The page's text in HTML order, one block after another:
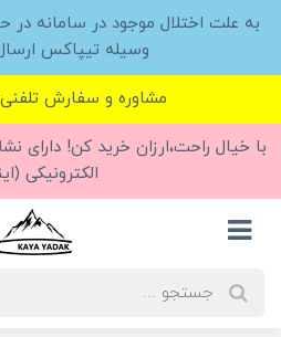
به علت اختلال موجود در سامانه
وسیله تیپاکس
مشاوره و سفارش
با خیال راحت،ارزان خرید کن! دارای
الکترونیکی